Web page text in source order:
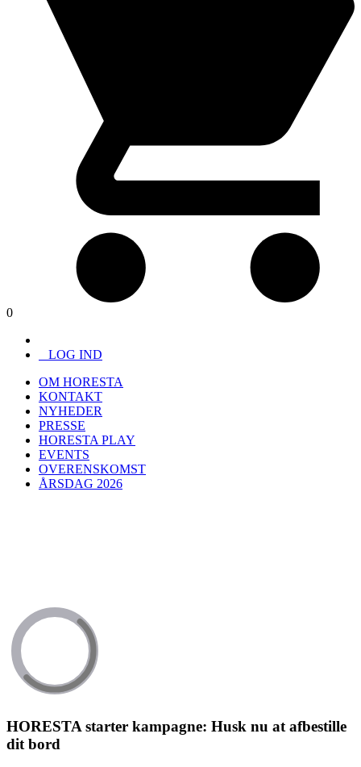
0
LOG IND
OM HORESTA
KONTAKT
NYHEDER
PRESSE
HORESTA PLAY
EVENTS
OVERENSKOMST
ÅRSDAG 2026
HORESTA starter kampagne: Husk nu at afbestille
dit bord